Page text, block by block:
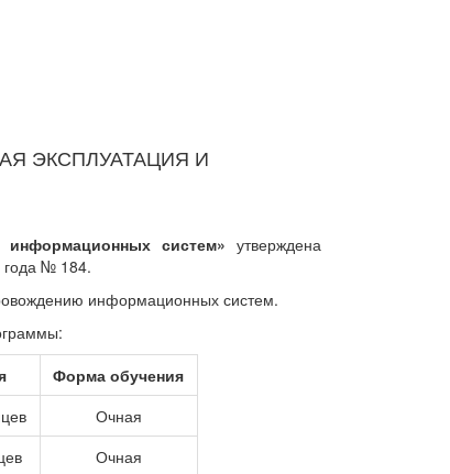
ЭКСПЛУАТАЦИЯ И
информационных систем» утверждена
года № 184.
информационных систем.
Форма обучения
Очная
Очная